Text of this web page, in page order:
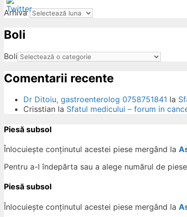
Arhiva
Boli
Boli
Comentarii recente
Dr Ditoiu, gastroenterolog 0758751841 la
Crisstian la Sfatul medicului – forum in
Piesă subsol
Înlocuiește conținutul acestei piese mergând la
Pentru a-l îndepărta sau a alege numărul de
Piesă subsol
Înlocuiește conținutul acestei piese mergând la